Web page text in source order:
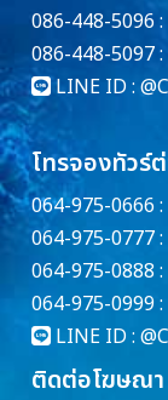
086-448-5096 :
086-448-5097
LINE ID :
โทรจองทัวร์
064-975-0666 :
064-975-0777 :
064-975-0888 :
064-975-0999
LINE ID :
ติดต่อโฆษณา